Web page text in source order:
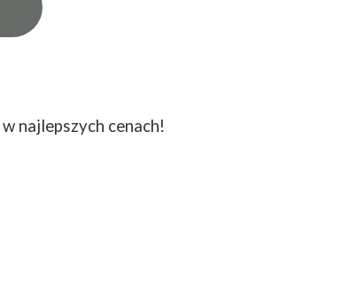
w najlepszych cenach!